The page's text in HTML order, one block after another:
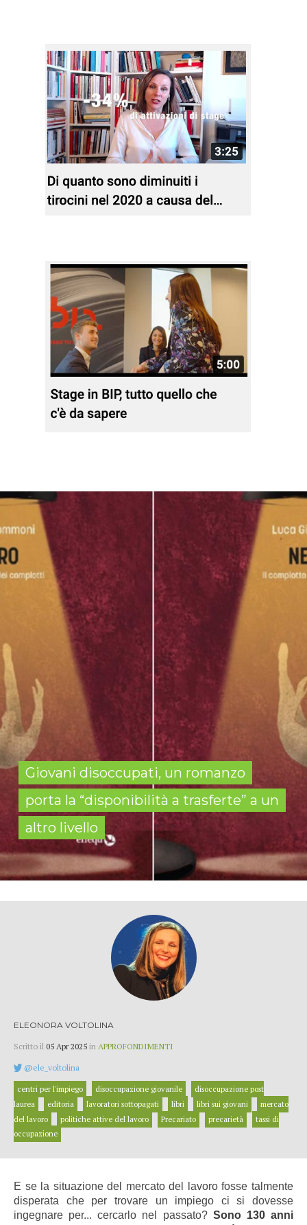
Giovani disoccupati, un romanzo
porta la “disponibilità a trasferte” a un
altro livello
ELEONORA VOLTOLINA
Scritto il 05 Apr 2025 in APPROFONDIMENTI
@ele_voltolina
centri per l'impiego disoccupazione giovanile
disoccupazione post
laurea
editoria lavoratori sottopagati libri libri sui giovani
mercato
del lavoro
politiche attive del lavoro Precariato precarietà
tassi di
occupazione
E se la situazione del mercato del lavoro fosse talmente
disperata che per trovare un impiego ci si dovesse
ingegnare per... cercarlo nel passato? Sono 130 anni